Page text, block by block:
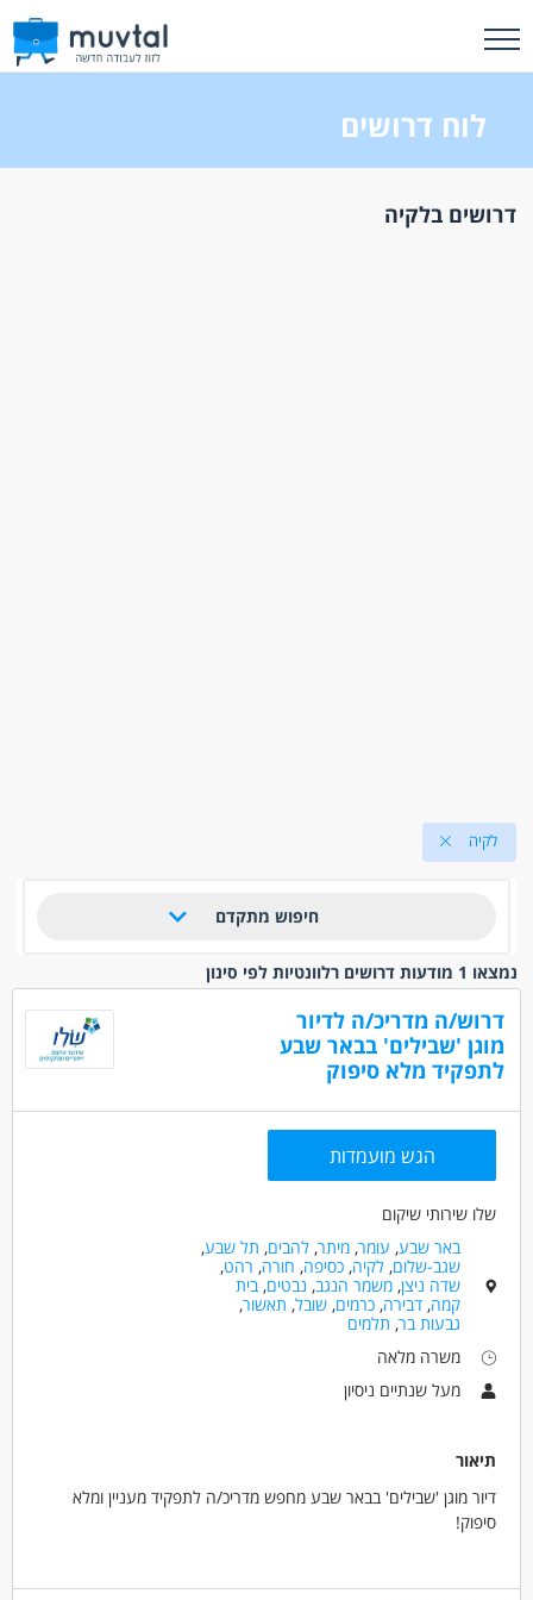
לוח דרושים
דרושים בלקיה
לקיה
חיפוש מתקדם
נמצאו 1 מודעות דרושים רלוונטיות לפי סינון
דרוש/ה מדריכ/ה לדיור
מוגן 'שבילים' בבאר שבע
לתפקיד מלא סיפוק
הגש מועמדות
שלו שירותי שיקום
באר שבע, עומר,מיתר,להבים, תל שבע,
שגב-שלום,לקיה,כסיפה, חורה, רהט,
שדה ניצן,משמר הנגב, נבטים,בית
קמה,דבירה,כרמים,שובל, תאשור,
גבעות בר, תלמים
משרה מלאה
מעל שנתיים ניסיון
תיאור
דיור מוגן 'שבילים' בבאר שבע מחפש מדריכ/ה לתפקיד מעניין ומלא
סיפוק!